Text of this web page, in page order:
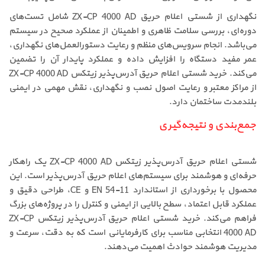
نگهداری از شستی اعلام حریق ZX-CP 4000 AD شامل تست‌های
دوره‌ای، بررسی سلامت ظاهری و اطمینان از عملکرد صحیح در سیستم
می‌باشد. انجام سرویس‌های منظم و رعایت دستورالعمل‌های نگهداری،
عمر مفید دستگاه را افزایش داده و عملکرد پایدار آن را تضمین
می‌کند. خرید شستی اعلام حریق آدرس‌پذیر زیتکس ZX-CP 4000 AD
از مراکز معتبر و رعایت اصول نصب و نگهداری، نقش مهمی در ایمنی
بلندمدت ساختمان دارد.
جمع‌بندی و نتیجه‌گیری
شستی اعلام حریق آدرس‌پذیر زیتکس ZX-CP 4000 AD یک راهکار
حرفه‌ای و هوشمند برای سیستم‌های اعلام حریق آدرس‌پذیر است. این
محصول با برخورداری از استاندارد EN 54-11 و CE، طراحی دقیق و
عملکرد قابل اعتماد، سطح بالایی از ایمنی و کنترل را در پروژه‌های بزرگ
فراهم می‌کند. خرید شستی اعلام حریق آدرس‌پذیر زیتکس ZX-CP
4000 AD انتخابی مناسب برای کارفرمایانی است که به دقت، سرعت و
مدیریت هوشمند حوادث اهمیت می‌دهند.